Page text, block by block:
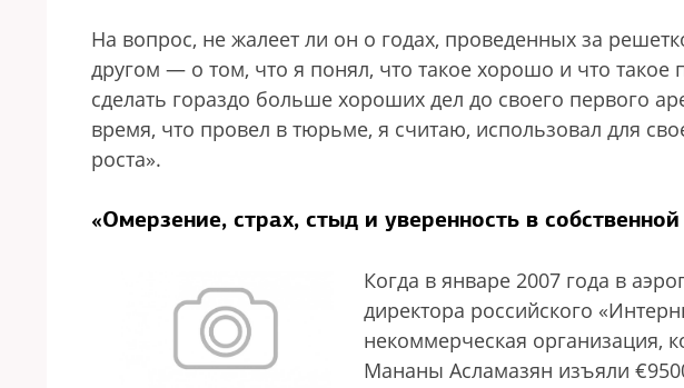
На вопрос, не жалеет ли он о годах, проведенных за
другом — о том, что я понял, что такое хорошо и что
сделать гораздо больше хороших дел до своего первого
время, что провел в тюрьме, я считаю, использовал для
роста».
«Омерзение, страх, стыд и уверенность в
Когда в январе 2007 года в
директора российского
некоммерческая организация,
Мананы Асламазян изъяли